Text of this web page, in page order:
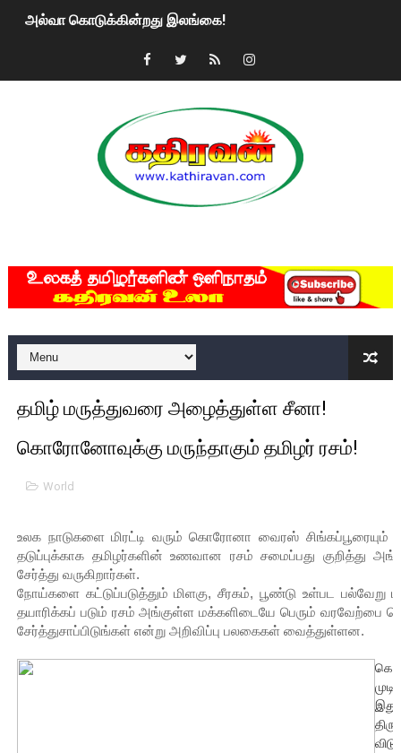
அல்வா கொடுக்கின்றது இலங்கை!
2ஆம் நாள் உக்ரைன் யுத்தம்!! எங்களைத் தனிமையில்
மகிந்த ராஜபக்சே பதவி விலக திட்டம்?
ரவுடி பேபிக்கு நடந்த தரமான சம்பவம்.. ஆபாச வீடியோக்களால்
குண்டை தூக்கிப்போட்ட ஆய்வு…. இந்தியாவின் “கோவிஷீல்டு”
யாழில் தமிழின தலைவர் பிரபாகரனின் பிறந்தநாளை
ஏர்போர்ட்டில் உதைத்த நபர் யார், என்ன நடந்தது?: உண்மையை
சீனா இலங்கையிடம் 8 மில்லியன் அமெரிக்க டொலர் நட்டஈடு
01/11/2021 Scotland ல் நடைபெறும் கண்டனப்
பாலச்சந்திரன் மற்றும் தன்னிடம் படித்த மாணவர்கள் தொடர்பில்
வர்ராரு...வர்ராரு... அண்ணாத்த : ரஜினிக்காக இலங்கை
கைது செய்யப்பட்ட இளைஞன் உயிரிழப்பு - கொதித்தெழுந்த
தடுப்பூசியை பெற்றுக் கொள்ளக் கூடிய இடங்கள்...
சிறுமியை பாலியல் வன்கொடுமை செய்த முதியவருக்கு
தமிழ் மருத்துவரை அழைத்துள்ள சீனா!
கொரோனோவுக்கு மருந்தாகும் தமிழர் ரசம்!
World
உலக நாடுகளை மிரட்டி வரும் கொரோனா வைரஸ் சிங்கப்பூரையும்
தடுப்புக்காக தமிழர்களின் உணவான ரசம் சமைப்பது குறித்து
சேர்த்து வருகிறார்கள்.
நோய்களை கட்டுப்படுத்தும் மிளகு, சீரகம், பூண்டு உள்பட
தயாரிக்கப் படும் ரசம் அங்குள்ள மக்களிடையே பெரும் வரவேற்பை
சேர்த்துசாப்பிடுங்கள் என்று அறிவிப்பு பலகைகள் வைத்துள்ளன.
இது